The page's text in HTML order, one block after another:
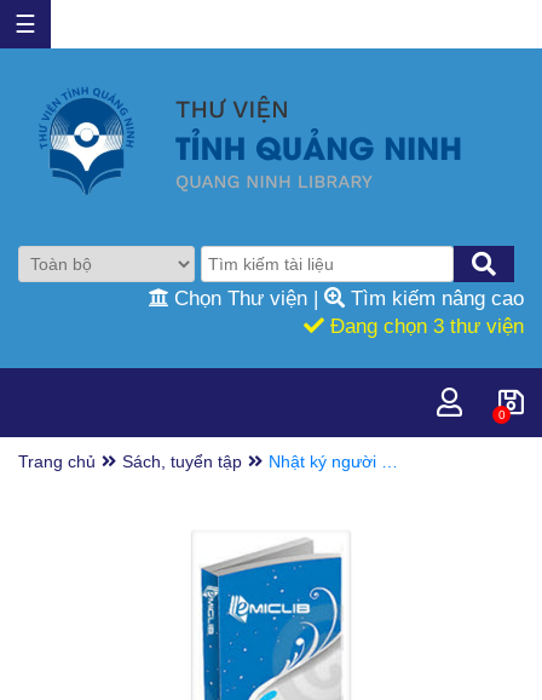
☰
Chọn Thư viện |
Tìm kiếm nâng cao
Đang chọn 3 thư viện
0
Trang chủ Sách, tuyển tập
Nhật ký người ở